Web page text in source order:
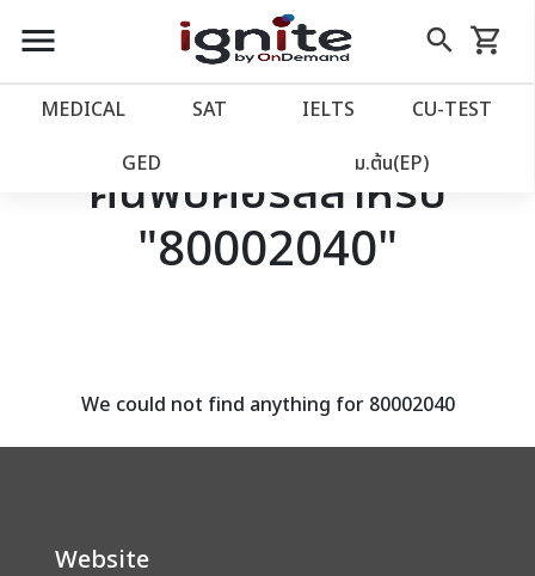
close
account_balance หน้าแรก
เว็บไซต์อิกไนท์
โปรโมชั่น
assignment ลงทะเบียน
menu search
Skip
to
shopping_cart
รถเข็น
MEDICAL SAT IELTS CU‑TEST
GED ม.ต้น(EP)
ค้นพบคอร์สสำหรับ
"80002040"
We could not find anything for 80002040
Website